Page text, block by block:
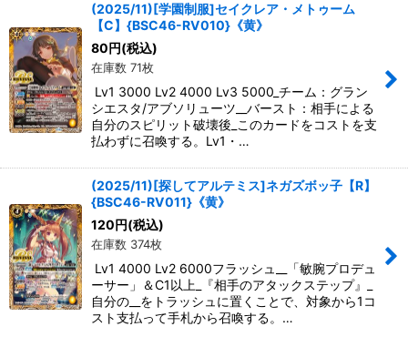
(2025/11)[学園制服]セイクレア・メトゥーム
【C】{BSC46-RV010}《黄》
80 円(税込)
在庫数 71枚
Lv1 3000 Lv2 4000 Lv3 5000_チーム：グラン
シエスタ/アブソリューツ__バースト：相手による
自分のスピリット破壊後_このカードをコストを支
払わずに召喚する。Lv1・…
(2025/11)[探してアルテミス]ネガズボッ子【R】
{BSC46-RV011}《黄》
120 円(税込)
在庫数 374枚
Lv1 4000 Lv2 6000フラッシュ__「敏腕プロデュ
ーサー」＆C1以上_『相手のアタックステップ』_
自分の__をトラッシュに置くことで、対象から1コ
スト支払って手札から召喚する。…